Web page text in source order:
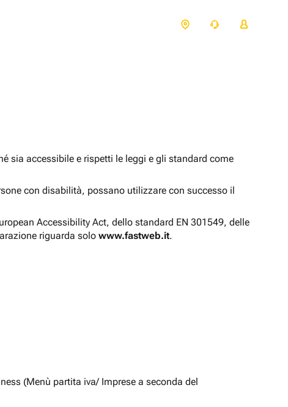
sia accessibile e rispetti le leggi e gli standard come
con disabilità, possano utilizzare con successo il
Accessibility Act, dello standard EN 301549, delle
riguarda solo www.fastweb.it.
(Menù partita iva/ Imprese a seconda del